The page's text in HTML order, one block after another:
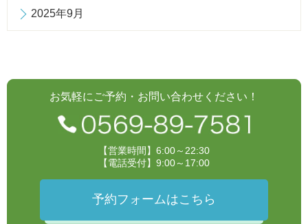
2025年9月
お気軽にご予約・お問い合わせください！
【営業時間】6:00～22:30
【電話受付】9:00～17:00
予約フォームはこちら